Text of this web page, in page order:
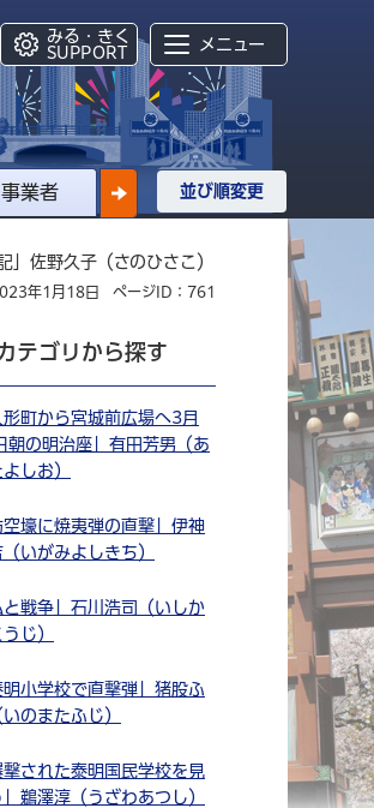
みる・きく
SUPPORT
メニュー
事業者 並び順変更
」佐野久子（さのひさこ）
年1月18日 ページID：761
テゴリから探す
形町から宮城前広場へ3月
朝の明治座」有田芳男（あ
しお）
空壕に焼夷弾の直撃」伊神
（いがみよしきち）
と戦争」石川浩司（いしか
じ）
明小学校で直撃弾」猪股ふ
いのまたふじ）
撃された泰明国民学校を見
鵜澤淳（うざわあつし）